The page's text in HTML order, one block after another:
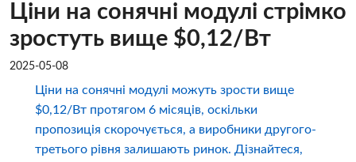
Ціни на сонячні модулі стрімко
зростуть вище $0,12/Вт
2025-05-08
Ціни на сонячні модулі можуть зрости вище
$0,12/Вт протягом 6 місяців, оскільки
пропозиція скорочується, а виробники другого-
третього рівня залишають ринок. Дізнайтеся,